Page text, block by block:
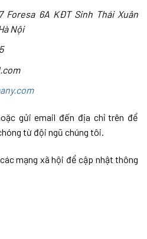
Foresa 6A KĐT Sinh Thái Xuân
Nội
gửi email đến địa chỉ trên để
từ đội ngũ chúng tôi.
mạng xã hội để cập nhật thông